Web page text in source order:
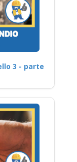
3 - parte